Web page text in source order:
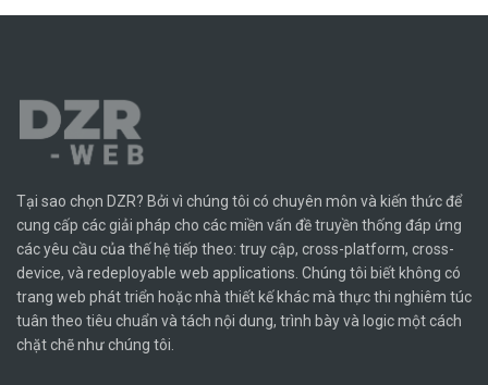
Tại sao chọn DZR? Bởi vì chúng tôi có chuyên môn và kiến ​​thức để
cung cấp các giải pháp cho các miền vấn đề truyền thống đáp ứng
các yêu cầu của thế hệ tiếp theo: truy cập, cross-platform, cross-
device, và redeployable web applications. Chúng tôi biết không có
trang web phát triển hoặc nhà thiết kế khác mà thực thi nghiêm túc
tuân theo tiêu chuẩn và tách nội dung, trình bày và logic một cách
chặt chẽ như chúng tôi.